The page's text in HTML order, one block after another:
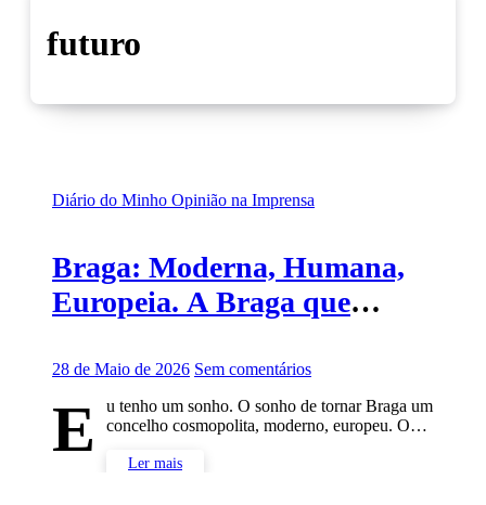
futuro
Diário do Minho Opinião na Imprensa
Braga: Moderna, Humana,
Europeia. A Braga que
28 de Maio de 2026 Sem comentários
E
u tenho um sonho. O sonho de tornar Braga um
concelho cosmopolita, moderno, europeu. O…
Ler mais